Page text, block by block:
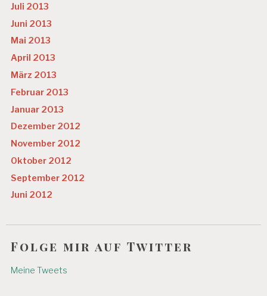
Juli 2013
Juni 2013
Mai 2013
April 2013
März 2013
Februar 2013
Januar 2013
Dezember 2012
November 2012
Oktober 2012
September 2012
Juni 2012
Folge mir auf Twitter
Meine Tweets